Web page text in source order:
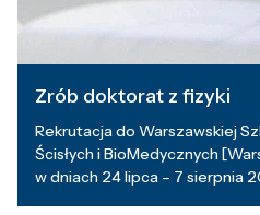
Zrób doktorat z fizyki
Rekrutacja do Warszawskiej
Ścisłych i BioMedycznych
w dniach 24 lipca – 7 sierpnia